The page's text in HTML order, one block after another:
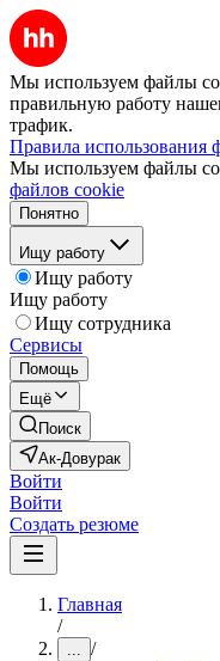
Мы используем файлы
правильную работу
трафик.
Правила использования
Мы используем файлы
файлов cookie
Понятно
Ищу работу
Ищу работу
Ищу работу
Ищу сотрудника
Сервисы
Помощь
Ещё
Поиск
Ак-Довурак
Войти
Войти
Создать резюме
Главная
/
... /